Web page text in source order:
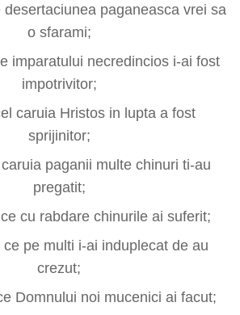
paganeasca vrei sa
o sfarami;
imparatului necredincios i-ai fost
impotrivitor;
caruia Hristos in lupta a fost
sprijinitor;
paganii multe chinuri ti-au
pregatit;
cu rabdare chinurile ai suferit;
pe multi i-ai induplecat de au
crezut;
Domnului noi mucenici ai facut;